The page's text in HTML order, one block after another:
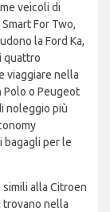
veicoli di
For Two,
la Ford Ka,
quattro
viaggiare nella
Polo o Peugeot
noleggio più
per le
alla Citroen
trovano nella